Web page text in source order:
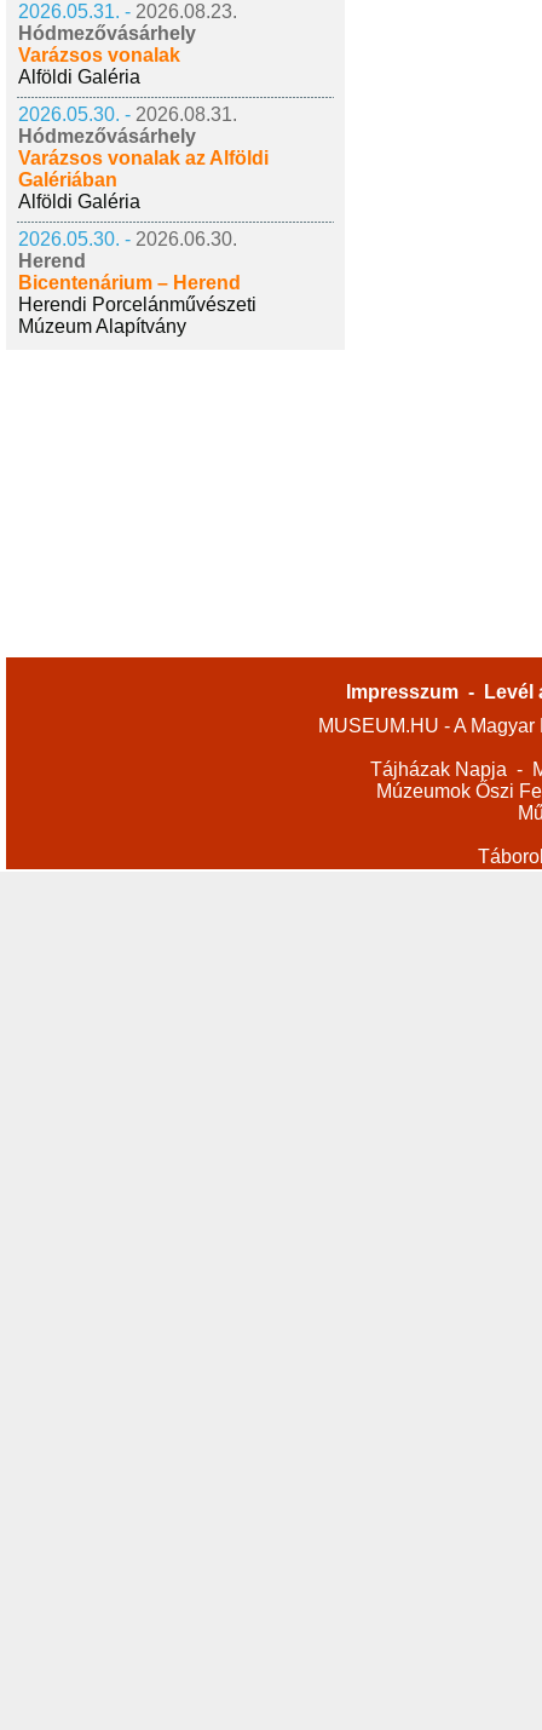
2026.05.31. - 2026.08.23.
Hódmezővásárhely
Varázsos vonalak
Alföldi Galéria
2026.05.30. - 2026.08.31.
Hódmezővásárhely
Varázsos vonalak az Alföldi
Galériában
Alföldi Galéria
2026.05.30. - 2026.06.30.
Herend
Bicentenárium – Herend
Herendi Porcelánművészeti
Múzeum Alapítvány
Impresszum -
Levél
MUSEUM.HU - A
Tájházak Napja -
Múzeumok Őszi